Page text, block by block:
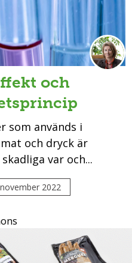
och
som används i
och dryck är
var och...
2022